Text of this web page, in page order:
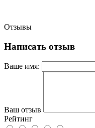
Отзывы
Написать отзыв
Ваше имя:
Ваш отзыв
Рейтинг